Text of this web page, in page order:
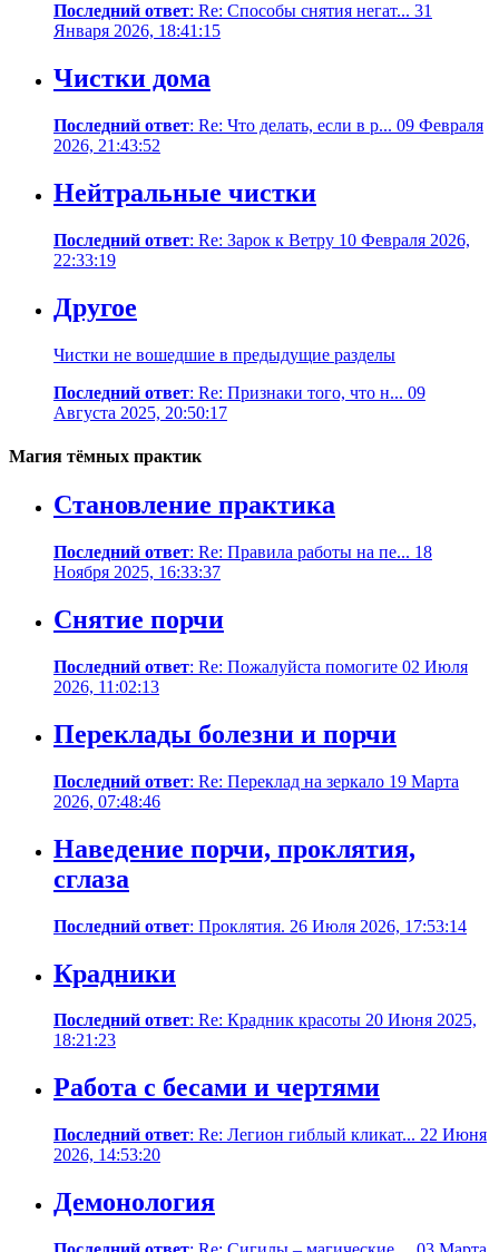
Последний ответ: Re: Способы снятия негат... 31
Января 2026, 18:41:15
Чистки дома
Последний ответ: Re: Что делать, если в р... 09 Февраля
2026, 21:43:52
Нейтральные чистки
Последний ответ: Re: Зарок к Ветру 10 Февраля 2026,
22:33:19
Другое
Чистки не вошедшие в предыдущие разделы
Последний ответ: Re: Признаки того, что н... 09
Августа 2025, 20:50:17
Магия тёмных практик
Становление практика
Последний ответ: Re: Правила работы на пе... 18
Ноября 2025, 16:33:37
Снятие порчи
Последний ответ: Re: Пожалуйста помогите 02 Июля
2026, 11:02:13
Переклады болезни и порчи
Последний ответ: Re: Переклад на зеркало 19 Марта
2026, 07:48:46
Наведение порчи, проклятия,
сглаза
Последний ответ: Проклятия. 26 Июля 2026, 17:53:14
Крадники
Последний ответ: Re: Крадник красоты 20 Июня 2025,
18:21:23
Работа с бесами и чертями
Последний ответ: Re: Легион гиблый кликат... 22 Июня
2026, 14:53:20
Демонология